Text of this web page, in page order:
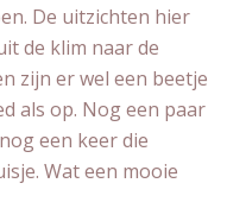
De uitzichten hier
de klim naar de
zijn er wel een beetje
als op. Nog een paar
een keer die
Wat een mooie